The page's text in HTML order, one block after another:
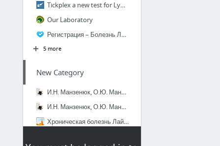
Tickplex a new test for Lyme and Co-infection
Our Laboratory
Регистрация – Болезнь Лайма - диагностика и лечение, Гданьск, Польша
5 more
New Category
И.Н. Манзенюк, О.Ю. Манзенюк. Клещевые боррелиозы (болезнь Лайма). Кольцово. 2005 г.
И.Н. Манзенюк, О.Ю. Манзенюк. Клещевые боррелиозы (болезнь Лайма). Кольцово. 2005 г.
Хроническая болезнь Лайма (боррелиоз) - Страница 6 - Здоровье